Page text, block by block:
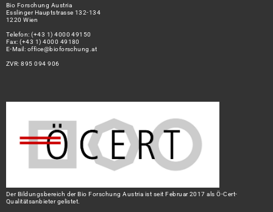
Bio Forschung Austria
Esslinger Hauptstrasse 132-134
1220 Wien
Telefon:(+43 1) 4000 49150
Fax: (+43 1) 4000 49180
E-Mail: office@bioforschung.at
ZVR: 895 094 906
Der Bildungsbereich der Bio Forschung Austria ist seit Februar 2017 als Ö-Cert-
Qualitätsanbieter gelistet.